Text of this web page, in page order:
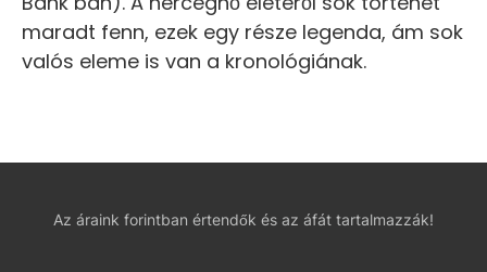
maradt fenn, ezek egy része legenda, ám sok
valós eleme is van a kronológiának.
Az áraink forintban értendők és az áfát tartalmazzák!